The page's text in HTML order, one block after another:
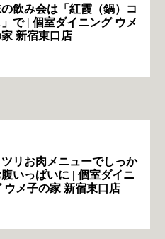
飲み会は「紅霞（鍋）コ
で | 個室ダイニング ウメ
新宿東口店
ツリお肉メニューでしっか
腹いっぱいに | 個室ダイニ
ウメ子の家 新宿東口店